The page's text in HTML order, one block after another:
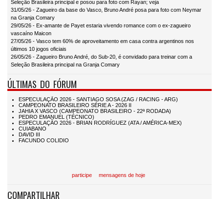
Seleção Brasileira principal e posou para foto com Rayan; veja
31/05/26 - Zagueiro da base do Vasco, Bruno André posa para foto com Neymar
na Granja Comary
29/05/26 - Ex-amante de Payet estaria vivendo romance com o ex-zagueiro
vascaíno Maicon
27/05/26 - Vasco tem 60% de aproveitamento em casa contra argentinos nos
últimos 10 jogos oficiais
26/05/26 - Zagueiro Bruno André, do Sub-20, é convidado para treinar com a
Seleção Brasileira principal na Granja Comary
ÚLTIMAS DO FÓRUM
participe mensagens de hoje
COMPARTILHAR